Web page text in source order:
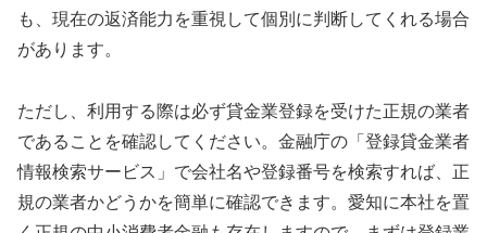
も、現在の返済能力を重視して個別に判断してくれる場合
があります。
ただし、利用する際は必ず貸金業登録を受けた正規の業者
であることを確認してください。金融庁の「登録貸金業者
情報検索サービス」で会社名や登録番号を検索すれば、正
規の業者かどうかを簡単に確認できます。愛知に本社を置